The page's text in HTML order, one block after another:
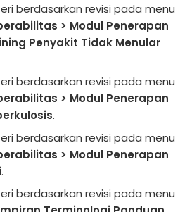
berdasarkan revisi pada menu
> Modul Penerapan
Penyakit Tidak Menular
berdasarkan revisi pada menu
> Modul Penerapan
.
berdasarkan revisi pada menu
> Modul Penerapan
.
berdasarkan revisi pada menu